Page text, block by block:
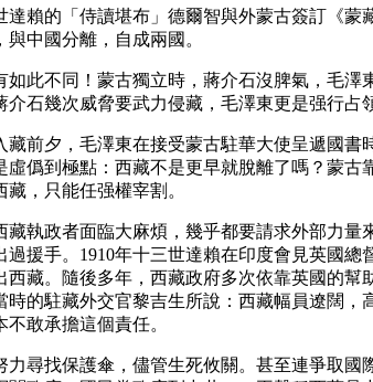
賴的「侍讀堪布」德爾智與外蒙古簽訂《蒙
中國分離，自成兩國。
此不同！蒙古獨立時，蔣介石沒脾氣，毛澤
介石幾次威脅要武力侵藏，毛澤東更是强行占
前夕，毛澤東在接受蒙古駐華大使呈遞國書
虛僞到極點：西藏不是更早就脫離了嗎？蒙古
，只能任强權宰割。
執政者面臨大麻煩，幾乎都要請求外部力量
過援手。1910年十三世達賴在印度會見英國總
西藏。隨後多年，西藏政府多次依靠英國的幫
時的駐藏外交官黎吉生所說：西藏幅員遼闊，
敢承擔這個責任。
尋找保護傘，儘管生死攸關。甚至連爭取國